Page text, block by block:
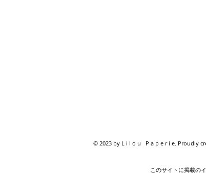
© 2023 by L i l o u P a p e r i e. Proudly
このサイトに掲載の